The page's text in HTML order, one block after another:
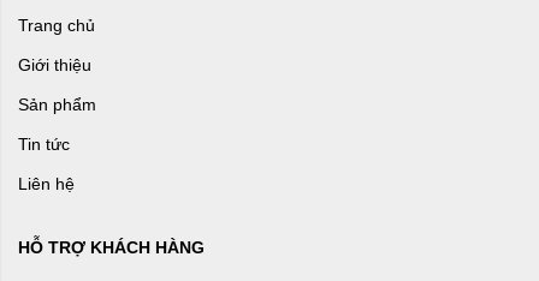
Trang chủ
Giới thiệu
Sản phẩm
Tin tức
Liên hệ
HỖ TRỢ KHÁCH HÀNG